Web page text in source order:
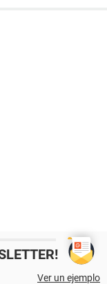
Ver un ejemplo